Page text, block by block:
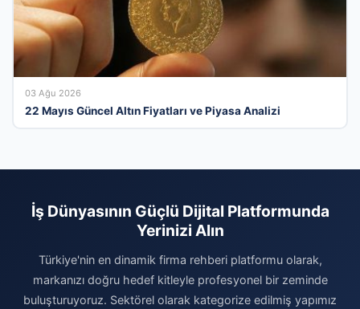
03 Ağu 2026
22 Mayıs Güncel Altın Fiyatları ve Piyasa Analizi
İş Dünyasının Güçlü Dijital Platformunda
Yerinizi Alın
Türkiye'nin en dinamik firma rehberi platformu olarak,
markanızı doğru hedef kitleyle profesyonel bir zeminde
buluşturuyoruz. Sektörel olarak kategorize edilmiş yapımız